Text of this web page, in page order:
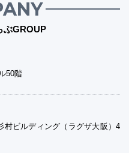
ぶGROUP
50階
村ビルディング（ラグザ大阪）4